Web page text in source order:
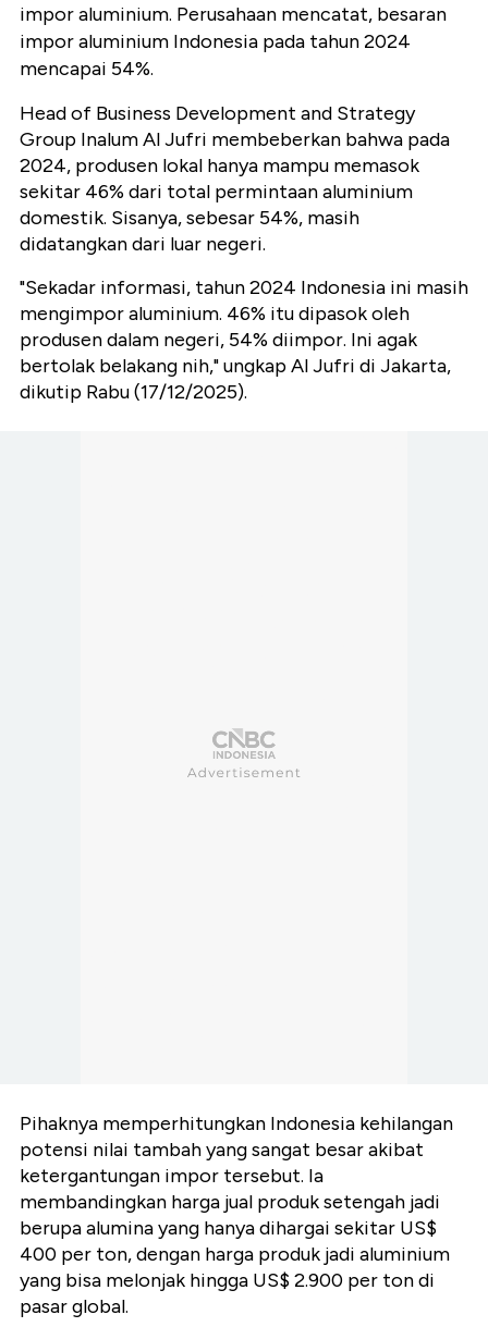
impor aluminium. Perusahaan mencatat, besaran
impor aluminium Indonesia pada tahun 2024
mencapai 54%.
Head of Business Development and Strategy
Group Inalum Al Jufri membeberkan bahwa pada
2024, produsen lokal hanya mampu memasok
sekitar 46% dari total permintaan aluminium
domestik. Sisanya, sebesar 54%, masih
didatangkan dari luar negeri.
"Sekadar informasi, tahun 2024 Indonesia ini masih
mengimpor aluminium. 46% itu dipasok oleh
produsen dalam negeri, 54% diimpor. Ini agak
bertolak belakang nih," ungkap Al Jufri di Jakarta,
dikutip Rabu (17/12/2025).
Pihaknya memperhitungkan Indonesia kehilangan
potensi nilai tambah yang sangat besar akibat
ketergantungan impor tersebut. Ia
membandingkan harga jual produk setengah jadi
berupa alumina yang hanya dihargai sekitar US$
400 per ton, dengan harga produk jadi aluminium
yang bisa melonjak hingga US$ 2.900 per ton di
pasar global.